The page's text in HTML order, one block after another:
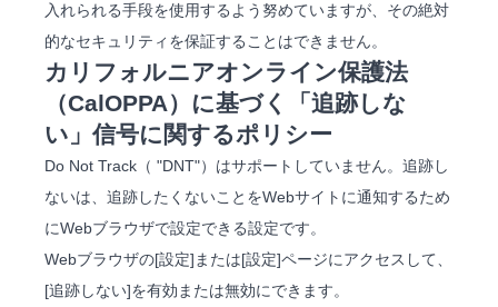
入れられる手段を使用するよう努めていますが、その絶対
的なセキュリティを保証することはできません。
カリフォルニアオンライン保護法
（CalOPPA）に基づく「追跡しな
い」信号に関するポリシー
Do Not Track（ "DNT"）はサポートしていません。追跡し
ないは、追跡したくないことをWebサイトに通知するため
にWebブラウザで設定できる設定です。
Webブラウザの[設定]または[設定]ページにアクセスして、
[追跡しない]を有効または無効にできます。